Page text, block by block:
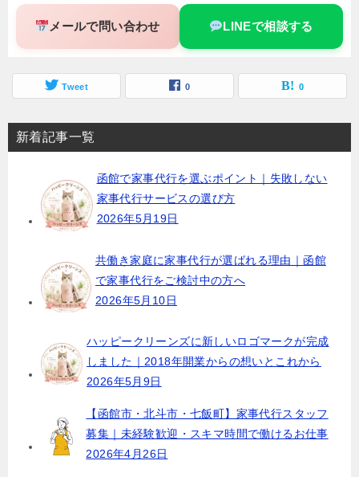
メールで問い合わせ LINEで相談する
Tweet 0 0
新着記事一覧
函館で家事代行を選ぶポイント｜失敗しない
家事代行サービスの選び方
2026年5月19日
共働き家庭に家事代行が選ばれる理由｜函館
で家事代行をご検討中の方へ
2026年5月10日
ハッピークリーンズに新しいロゴマークが完成
しました｜2018年開業からの想いとこれから
2026年5月9日
【函館市・北斗市・七飯町】家事代行スタッフ
募集｜未経験歓迎・スキマ時間で働けるお仕事
2026年4月26日